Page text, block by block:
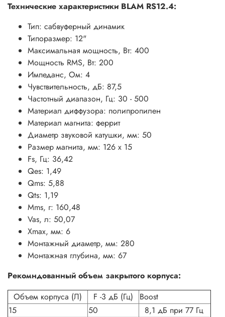
Технические характеристики BLAM RS12.4:
Тип: сабвуферный динамик
Типоразмер: 12"
Максимальная мощность, Вт: 400
Мощность RMS, Вт: 200
Импеданс, Ом: 4
Чувствительность, дБ: 87,5
Частотный диапазон, Гц: 30 - 500
Материал диффузора: полипропилен
Материал магнита: феррит
Диаметр звуковой катушки, мм: 50
Размер магнита, мм: 126 x 15
Fs, Гц: 36,42
Qes: 1,49
Qms: 5,88
Qts: 1,19
Mms, г: 160,48
Vas, л: 50,07
Xmax, мм: 6
Монтажный диаметр, мм: 280
Монтажная глубина, мм: 67
Рекомндованный объем закрытого корпуса:
Объем корпуса (Л)
F -3 дБ (Гц)
Boost
15
50
8,1 дБ при 77 Гц